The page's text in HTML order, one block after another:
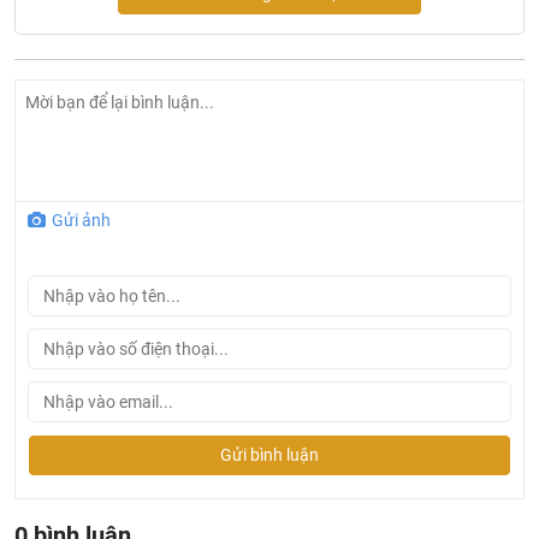
Hàng thủ công, không có mối hàn, được đúc nguyên khối
theo công nghệ Hàn Quốc
Gửi ảnh
Gửi bình luận